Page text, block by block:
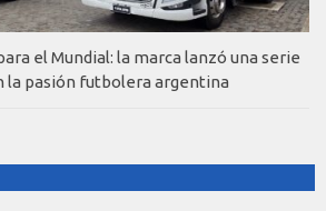
el Mundial: la marca lanzó una serie
la pasión futbolera argentina